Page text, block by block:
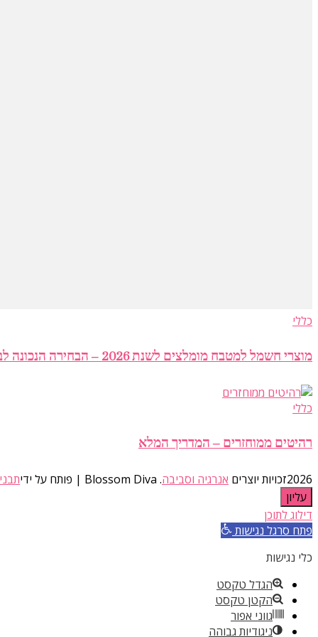
כללי
מוצרי חשמל למטבח מומלצים לשנת 2026 – הבחירה הנכונה לבית חכם ויעיל
כללי
רהיטים ממוחזרים – המדריך המלא
2026זכויות יוצרים אנרגיה וסביבה. Blossom Diva | פותח על ידי
עליון
דילוג לתוכן
פתח סרגל נגישות
כלי נגישות
הגדל טקסט
הקטן טקסט
גווני אפור
ניגודיות גבוהה